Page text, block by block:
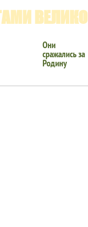
Они
сражались за
Родину